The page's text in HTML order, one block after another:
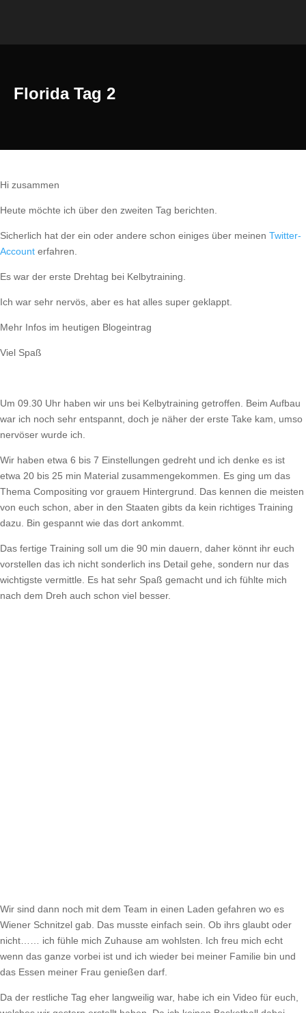
Florida Tag 2
Hi zusammen
Heute möchte ich über den zweiten Tag berichten.
Sicherlich hat der ein oder andere schon einiges über meinen Twitter-
Account erfahren.
Es war der erste Drehtag bei Kelbytraining.
Ich war sehr nervös, aber es hat alles super geklappt.
Mehr Infos im heutigen Blogeintrag
Viel Spaß
Um 09.30 Uhr haben wir uns bei Kelbytraining getroffen. Beim Aufbau
war ich noch sehr entspannt, doch je näher der erste Take kam, umso
nervöser wurde ich.
Wir haben etwa 6 bis 7 Einstellungen gedreht und ich denke es ist
etwa 20 bis 25 min Material zusammengekommen. Es ging um das
Thema Compositing vor grauem Hintergrund. Das kennen die meisten
von euch schon, aber in den Staaten gibts da kein richtiges Training
dazu. Bin gespannt wie das dort ankommt.
Das fertige Training soll um die 90 min dauern, daher könnt ihr euch
vorstellen das ich nicht sonderlich ins Detail gehe, sondern nur das
wichtigste vermittle. Es hat sehr Spaß gemacht und ich fühlte mich
nach dem Dreh auch schon viel besser.
Wir sind dann noch mit dem Team in einen Laden gefahren wo es
Wiener Schnitzel gab. Das musste einfach sein. Ob ihrs glaubt oder
nicht…… ich fühle mich Zuhause am wohlsten. Ich freu mich echt
wenn das ganze vorbei ist und ich wieder bei meiner Familie bin und
das Essen meiner Frau genießen darf.
Da der restliche Tag eher langweilig war, habe ich ein Video für euch,